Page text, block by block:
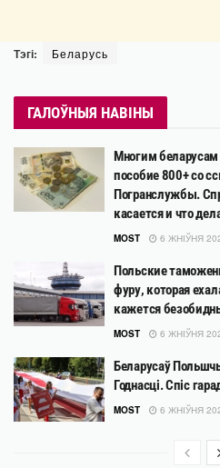
Тэгі: Беларусь
ГАЛОЎНЫЯ НАВІНЫ
Многим
пособие 800+ со
Погранслужбы.
касается и что
MOST 6 ЖНІЎНЯ
Польские
фуру, которая
кажется
MOST 6 ЖНІЎНЯ
Беларусаў
Годнасці. Спіс
MOST 6 ЖНІЎНЯ